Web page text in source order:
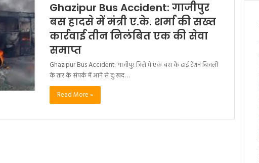
Ghazipur Bus Accident: गाजीपुर
बस हादसे में मंत्री ए.के. शर्मा की सख्त
कार्रवाई तीन निलंबित एक की सेवा
समाप्त
Ghazipur Bus Accident: गाजीपुर जिले में एक बस के हाई टेंशन बिजली
के तार के संपर्क में आने से दुःखद…
Read More »